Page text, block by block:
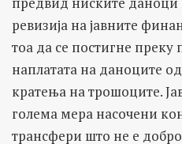
ревизија на јавните
тоа да се постигне
наплатата на даноците
кратења на трошоците.
голема мера насочени
трансфери што не е добро